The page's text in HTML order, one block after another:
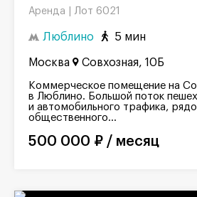
Аренда | Лот 6021
Люблино 5 мин
Москва Совхозная, 10Б
Коммерческое помещение на
в Люблино. Большой поток
и автомобильного трафика,
общественного...
500 000 ₽ / месяц